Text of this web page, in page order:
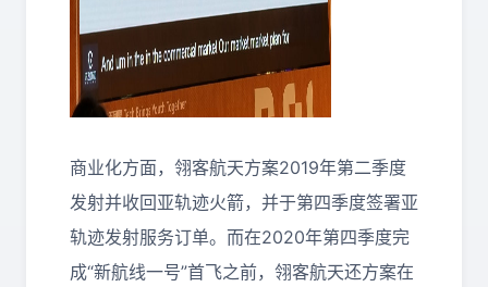
商业化方面，翎客航天方案2019年第二季度
发射并收回亚轨迹火箭，并于第四季度签署亚
轨迹发射服务订单。而在2020年第四季度完
成“新航线一号”首飞之前，翎客航天还方案在